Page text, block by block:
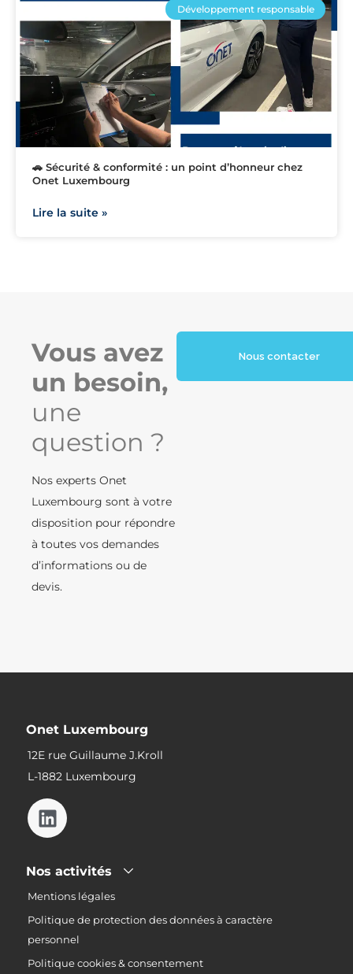
Développement responsable
🚗 Sécurité & conformité : un point d’honneur chez
Onet Luxembourg
Lire la suite »
Vous avez
un besoin,
une
question ?
Nos experts Onet
Luxembourg sont à votre
disposition pour répondre
à toutes vos demandes
d’informations ou de
devis.
Nous contacter
Onet Luxembourg
12E rue Guillaume J.Kroll
L-1882 Luxembourg
Nos activités
Mentions légales
Politique de protection des données à caractère
personnel
Politique cookies & consentement